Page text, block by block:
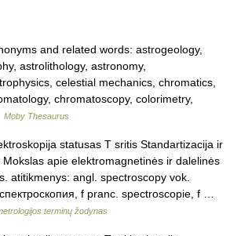
and related words: astrogeology,
astrolithology, astronomy,
celestial mechanics, chromatics,
chromatoscopy, colorimetry,
Moby Thesaurus
statusas T sritis Standartizacija ir
apie elektromagnetinės ir dalelinės
atitikmenys: angl. spectroscopy vok.
f pranc. spectroscopie, f …
terminų žodynas